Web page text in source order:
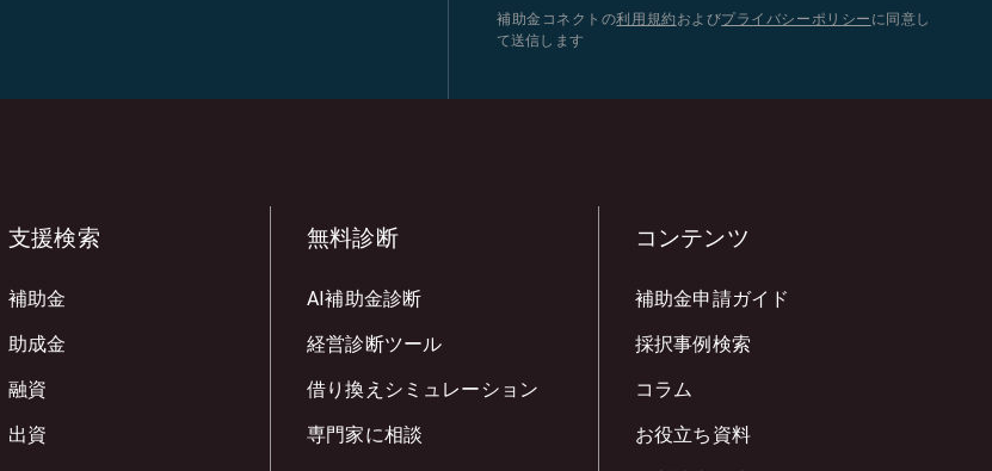
補助金コネクトの利用規約 およびプライバシーポリシー に同意し
て送信します
支援検索
補助金
助成金
融資
出資
無料診断
AI補助金診断
経営診断ツール
借り換えシミュレーション
専門家に相談
コンテンツ
補助金申請ガイド
採択事例検索
コラム
お役立ち資料